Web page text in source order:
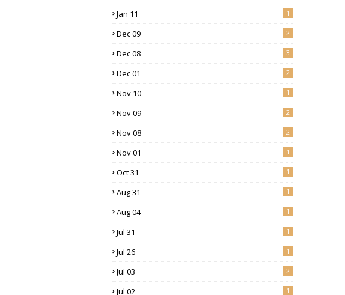
Jan 11 1
Dec 09 2
Dec 08 3
Dec 01 2
Nov 10 1
Nov 09 2
Nov 08 2
Nov 01 1
Oct 31 1
Aug 31 1
Aug 04 1
Jul 31 1
Jul 26 1
Jul 03 2
Jul 02 1